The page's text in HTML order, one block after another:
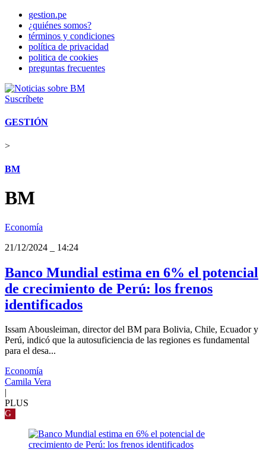
gestion.pe
¿quiénes somos?
términos y condiciones
política de privacidad
politica de cookies
preguntas frecuentes
Suscríbete
GESTIÓN
>
BM
BM
Economía
21/12/2024
14:24
Banco Mundial estima en 6% el potencial
de crecimiento de Perú: los frenos
identificados
Issam Abousleiman, director del BM para Bolivia, Chile, Ecuador y
Perú, indicó que la autosuficiencia de las regiones es fundamental
para el desa...
Economía
Camila Vera
PLUS
G